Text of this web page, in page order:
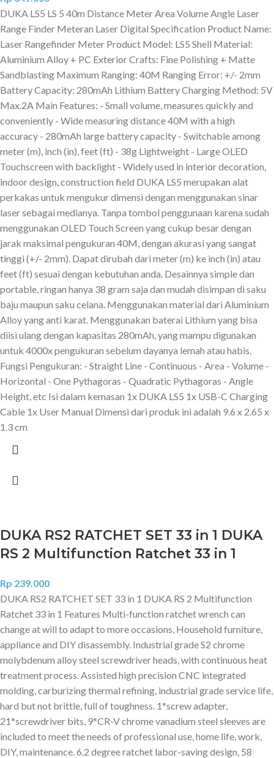
DUKA LS5 LS 5 40m Distance Meter Area Volume Angle Laser
Range Finder Meteran Laser Digital Specification Product Name:
Laser Rangefinder Meter Product Model: LS5 Shell Material:
Aluminium Alloy + PC Exterior Crafts: Fine Polishing + Matte
Sandblasting Maximum Ranging: 40M Ranging Error: +/- 2mm
Battery Capacity: 280mAh Lithium Battery Charging Method: 5V
Max.2A Main Features: - Small volume, measures quickly and
conveniently - Wide measuring distance 40M with a high
accuracy - 280mAh large battery capacity - Switchable among
meter (m), inch (in), feet (ft) - 38g Lightweight - Large OLED
Touchscreen with backlight - Widely used in interior decoration,
indoor design, construction field DUKA LS5 merupakan alat
perkakas untuk mengukur dimensi dengan menggunakan sinar
laser sebagai medianya. Tanpa tombol penggunaan karena sudah
menggunakan OLED Touch Screen yang cukup besar dengan
jarak maksimal pengukuran 40M, dengan akurasi yang sangat
tinggi (+/- 2mm). Dapat dirubah dari meter (m) ke inch (in) atau
feet (ft) sesuai dengan kebutuhan anda. Desainnya simple dan
portable, ringan hanya 38 gram saja dan mudah disimpan di saku
baju maupun saku celana. Menggunakan material dari Aluminium
Alloy yang anti karat. Menggunakan baterai Lithium yang bisa
diisi ulang dengan kapasitas 280mAh, yang mampu digunakan
untuk 4000x pengukuran sebelum dayanya lemah atau habis.
Fungsi Pengukuran: - Straight Line - Continuous - Area - Volume -
Horizontal - One Pythagoras - Quadratic Pythagoras - Angle
Height, etc Isi dalam kemasan 1x DUKA LS5 1x USB-C Charging
Cable 1x User Manual Dimensi dari produk ini adalah 9.6 x 2.65 x
1.3 cm
DUKA RS2 RATCHET SET 33 in 1 DUKA
RS 2 Multifunction Ratchet 33 in 1
Rp 239.000
DUKA RS2 RATCHET SET 33 in 1 DUKA RS 2 Multifunction
Ratchet 33 in 1 Features Multi-function ratchet wrench can
change at will to adapt to more occasions, Household furniture,
appliance and DIY disassembly. Industrial grade S2 chrome
molybdenum alloy steel screwdriver heads, with continuous heat
treatment process. Assisted high precision CNC integrated
molding, carburizing thermal refining, industrial grade service life,
hard but not brittle, full of toughness. 1*screw adapter,
21*screwdriver bits, 9*CR-V chrome vanadium steel sleeves are
included to meet the needs of professional use, home life, work,
DIY, maintenance. 6.2 degree ratchet labor-saving design, 58